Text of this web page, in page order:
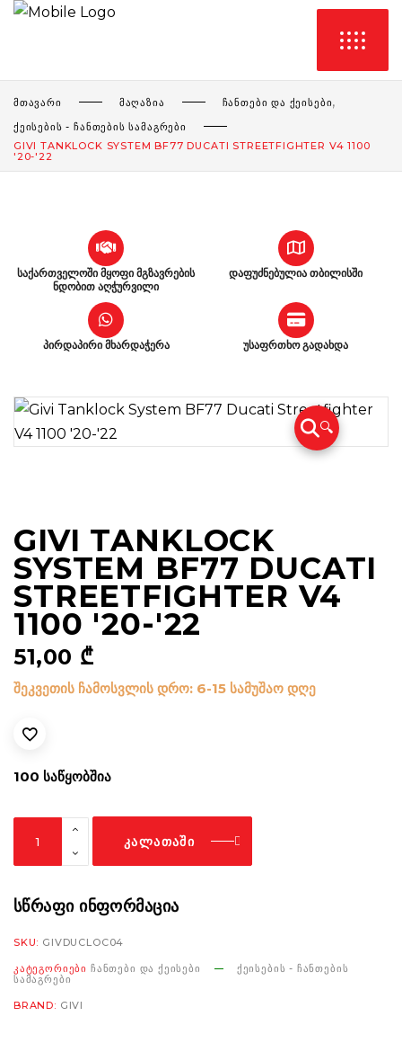
ᲛᲗᲐᲕᲐᲠᲘ ᲛᲐᲦᲐᲖᲘᲐ ᲩᲐᲜᲗᲔᲑᲘ ᲓᲐ ᲥᲔᲘᲡᲔᲑᲘ,
ᲥᲔᲘᲡᲔᲑᲘᲡ - ᲩᲐᲜᲗᲔᲑᲘᲡ ᲡᲐᲛᲐᲒᲠᲔᲑᲘ
GIVI TANKLOCK SYSTEM BF77 DUCATI STREETFIGHTER V4 1100
'20-'22
საქართველოში მყოფი მგზავრების
ნდობით აღჭურვილი
დაფუძნებულია თბილისში
პირდაპირი მხარდაჭერა უსაფრთხო გადახდა
🔍
GIVI TANKLOCK
SYSTEM BF77 DUCATI
STREETFIGHTER V4
1100 '20-'22
51,00 ₾
შეკვეთის ჩამოსვლის დრო: 6-15 სამუშაო დღე
100 ᲡᲐᲬᲧᲝᲑᲨᲘᲐ
Tanklock
BF77
Streetfighter
V4
1100
ᲙᲐᲚᲐᲗᲐᲨᲘ
ᲡᲬᲠᲐᲤᲘ ᲘᲜᲤᲝᲠᲛᲐᲪᲘᲐ
SKU: GIVDUCLOC04
ᲙᲐᲢᲔᲒᲝᲠᲘᲔᲑᲘ ᲩᲐᲜᲗᲔᲑᲘ ᲓᲐ ᲥᲔᲘᲡᲔᲑᲘ
ᲥᲔᲘᲡᲔᲑᲘᲡ - ᲩᲐᲜᲗᲔᲑᲘᲡ
ᲡᲐᲛᲐᲒᲠᲔᲑᲘ
BRAND: GIVI